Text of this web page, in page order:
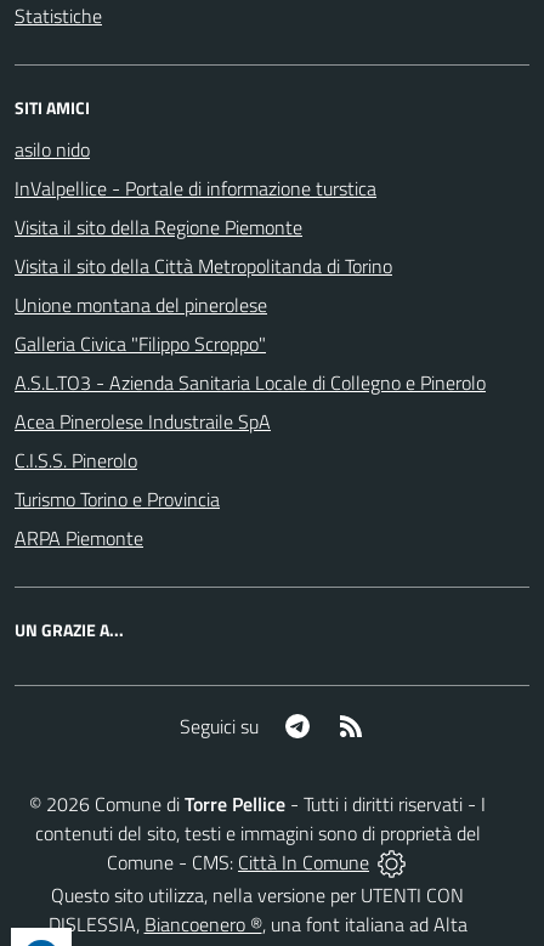
Statistiche
SITI AMICI
asilo nido
InValpellice - Portale di informazione turstica
Visita il sito della Regione Piemonte
Visita il sito della Città Metropolitanda di Torino
Unione montana del pinerolese
Galleria Civica "Filippo Scroppo"
A.S.L.TO3 - Azienda Sanitaria Locale di Collegno e Pinerolo
Acea Pinerolese Industraile SpA
C.I.S.S. Pinerolo
Turismo Torino e Provincia
ARPA Piemonte
UN GRAZIE A...
Seguici su Telegram
© 2026 Comune diTorre Pellice - Tutti i diritti riservati - I
contenuti del sito, testi e immagini sono di proprietà del
Comune - CMS: Città In Comune
Questo sito utilizza, nella versione per UTENTI CON
DISLESSIA, Biancoenero ®, una font italiana ad Alta